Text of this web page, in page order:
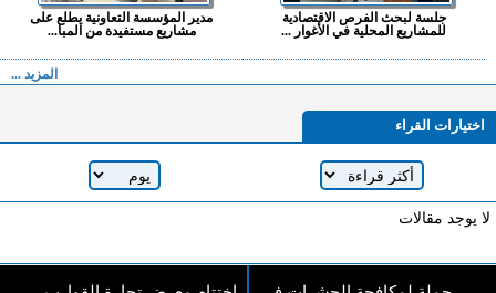
جلسة لبحث الفرص الاقتصادية
للمشاريع المحلية في الأغوار ...
مدير المؤسسة التعاونية يطلع على
مشاريع مستفيدة من المبا...
المزيد ...
اختيارات القراء
لا يوجد مقالات